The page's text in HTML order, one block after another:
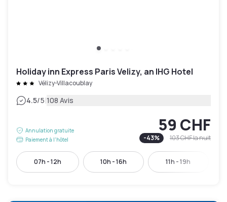
Holiday inn Express Paris Velizy, an IHG Hotel
Vélizy-Villacoublay
4.5/5|108 Avis
Annulation gratuite
Paiement à l'hôtel
59 CHF
-43% 103 CHFla nuit
07h - 12h 10h - 16h 11h - 19h